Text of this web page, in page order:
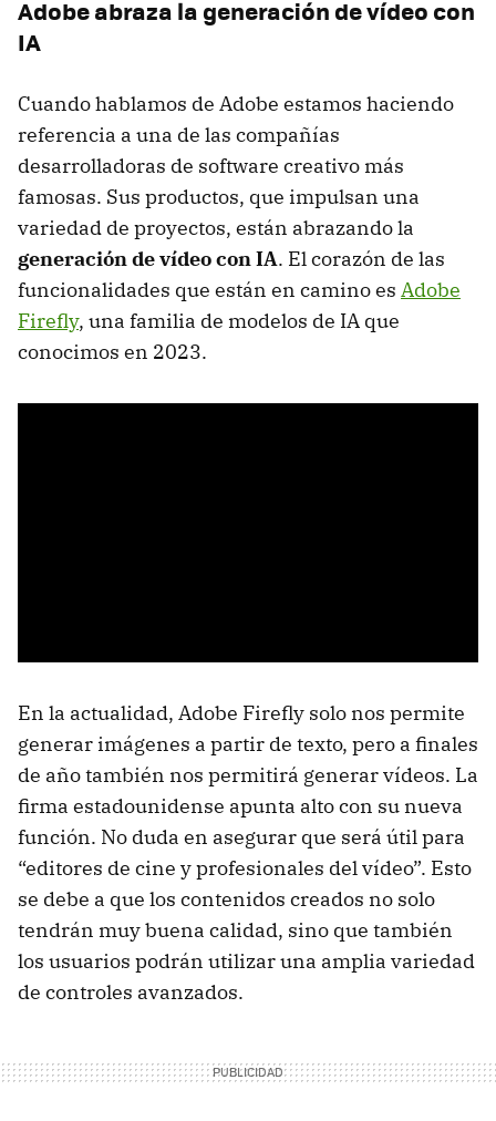
Adobe abraza la generación de vídeo con
IA
Cuando hablamos de Adobe estamos haciendo
referencia a una de las compañías
desarrolladoras de software creativo más
famosas. Sus productos, que impulsan una
variedad de proyectos, están abrazando la
generación de vídeo con IA. El corazón de las
funcionalidades que están en camino es Adobe
Firefly, una familia de modelos de IA que
conocimos en 2023.
En la actualidad, Adobe Firefly solo nos permite
generar imágenes a partir de texto, pero a finales
de año también nos permitirá generar vídeos. La
firma estadounidense apunta alto con su nueva
función. No duda en asegurar que será útil para
“editores de cine y profesionales del vídeo”. Esto
se debe a que los contenidos creados no solo
tendrán muy buena calidad, sino que también
los usuarios podrán utilizar una amplia variedad
de controles avanzados.